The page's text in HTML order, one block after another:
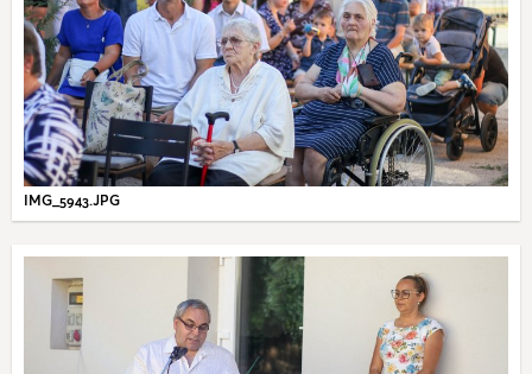
IMG_5943.JPG